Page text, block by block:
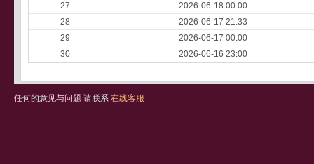
27
2026-06-18 00:00
28
2026-06-17 21:33
29
2026-06-17 00:00
30
2026-06-16 23:00
任何的意见与问题 请联系 在线客服